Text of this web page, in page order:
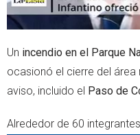
Un incendio en el Parque
ocasionó el cierre del área
aviso, incluido el Paso de
Alrededor de 60